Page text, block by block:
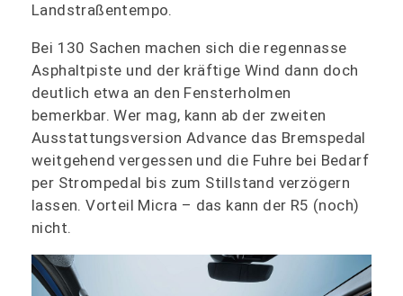
Landstraßentempo.
Bei 130 Sachen machen sich die regennasse
Asphaltpiste und der kräftige Wind dann doch
deutlich etwa an den Fensterholmen
bemerkbar. Wer mag, kann ab der zweiten
Ausstattungsversion Advance das Bremspedal
weitgehend vergessen und die Fuhre bei Bedarf
per Strompedal bis zum Stillstand verzögern
lassen. Vorteil Micra – das kann der R5 (noch)
nicht.